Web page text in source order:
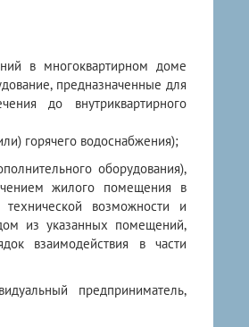
в многоквартирном доме
предназначенные для
до внутриквартирного
горячего водоснабжения);
оборудования),
жилого помещения в
возможности и
из указанных помещений,
взаимодействия в части
предприниматель,